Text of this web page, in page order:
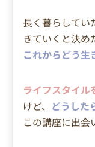
長く暮らしてい
きていくと決め
これからどう生
ライフスタイル
けど、 どうした
この講座に出会